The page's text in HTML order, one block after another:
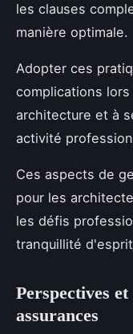
les clauses
manière optimale.
Adopter ces
complications
architecture et à
activité
Ces aspects de
pour les
les défis
tranquillité
Perspectives
assurances